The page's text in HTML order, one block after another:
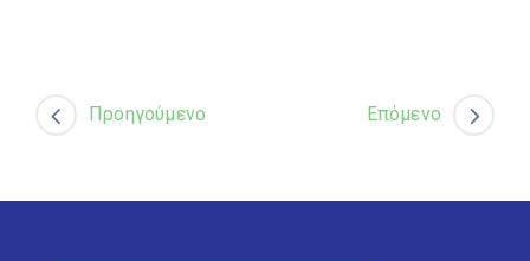
Προηγούμενο Επόμενο